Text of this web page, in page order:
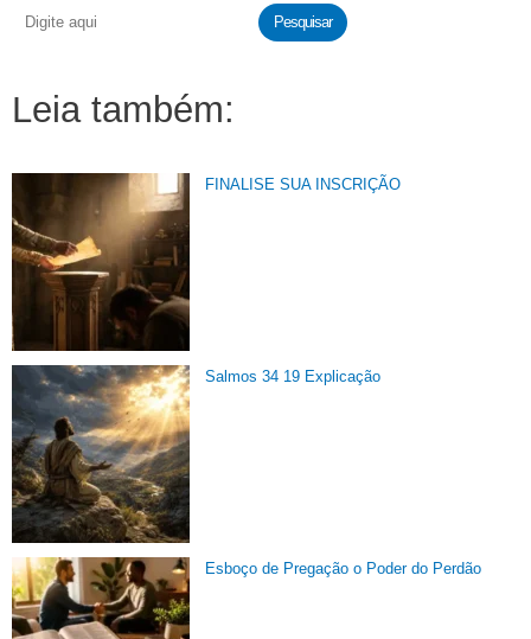
Pesquisar
Leia também:
FINALISE SUA INSCRIÇÃO
Salmos 34 19 Explicação
Esboço de Pregação o Poder do Perdão